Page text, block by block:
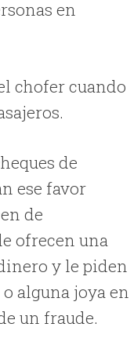
en
chofer cuando
de
ese favor
de
ofrecen una
y le piden
alguna joya en
un fraude.